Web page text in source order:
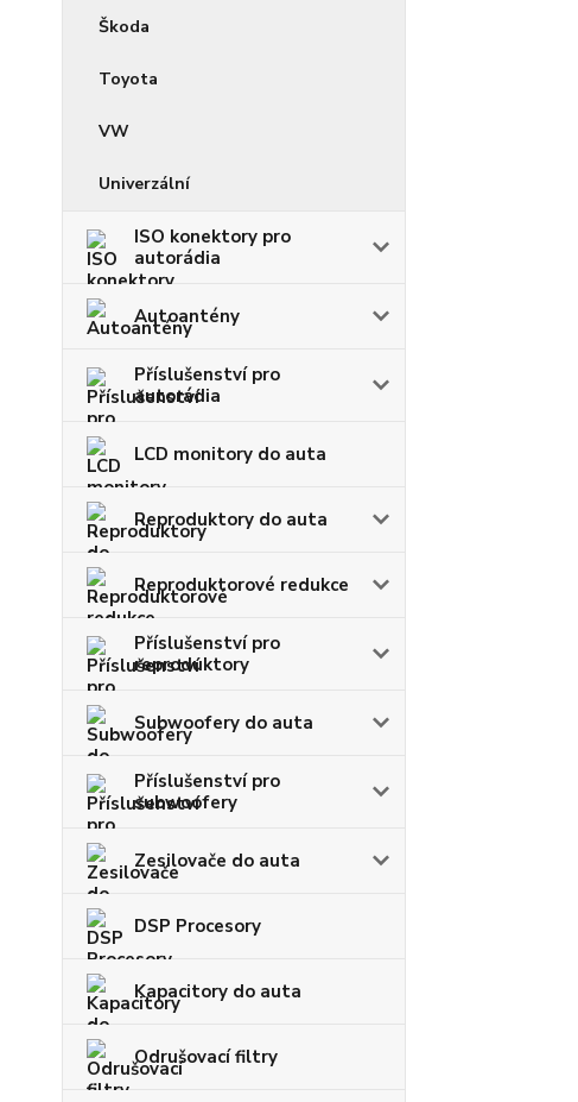
Škoda
Toyota
VW
Univerzální
ISO konektory pro
autorádia
Autoantény
Příslušenství pro
autorádia
LCD monitory do auta
Reproduktory do auta
Reproduktorové redukce
Příslušenství pro
reproduktory
Subwoofery do auta
Příslušenství pro
subwoofery
Zesilovače do auta
DSP Procesory
Kapacitory do auta
Odrušovací filtry